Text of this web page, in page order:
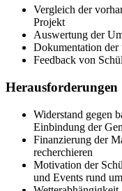
Ver­gleich der
Pro­jekt
Aus­wer­tung der
Do­ku­men­ta­ti­on der
Feed­back von
Her­aus­for­de­run­gen
Wi­der­stand ge­gen
Ein­bin­dung der
Fi­nan­zie­rung der
re­cher­chie­ren
Mo­ti­va­ti­on der
und Events rund